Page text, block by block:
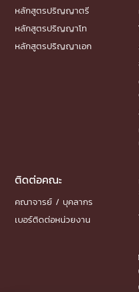
หลักสูตรปริญญาตรี
หลักสูตรปริญญาโท
หลักสูตรปริญญาเอก
ติดต่อคณะ
คณาจารย์ / บุคลากร
เบอร์ติดต่อหน่วยงาน